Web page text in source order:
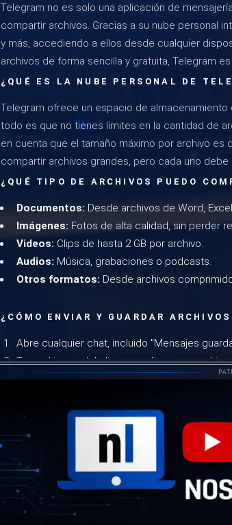
Telegram no es solo una aplicación de
compartir archivos. Gracias a su nube personal
y más, accediendo a ellos desde cualquier
archivos de forma sencilla y gratuita, Telegram
¿QUÉ ES LA NUBE PERSONAL DE
Telegram ofrece un espacio de
todo es que no tienes límites en la cantidad de
en cuenta que el tamaño máximo por archivo es
compartir archivos grandes, pero cada uno
¿QUÉ TIPO DE ARCHIVOS PUEDO
Documentos: Desde archivos de Word,
Imágenes: Fotos de alta calidad, sin perder
Videos: Clips de hasta 2 GB por archivo.
Audios: Música, grabaciones o podcasts.
Otros formatos: Desde archivos
¿CÓMO ENVIAR Y GUARDAR
Abre cualquier chat, incluido "Mensajes
Toca el icono del clip para adjuntar un archivo.
Selecciona el archivo desde tu dispositivo y
tarde.
VENTAJAS DE USAR TELEGRAM
Sin costo:Almacena y comparte archivos
Accesible desde cualquier lugar:
Todos
tabletas y computadoras.